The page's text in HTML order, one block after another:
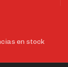
en stock